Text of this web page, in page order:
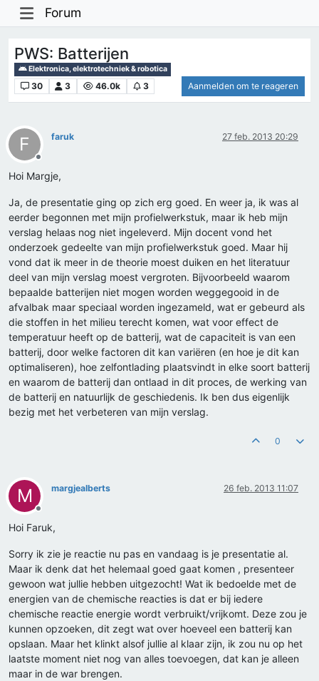
Forum
PWS: Batterijen
Elektronica, elektrotechniek & robotica
30 3 46.0k 3 Aanmelden om te reageren
F
Offline
faruk 27 feb. 2013 20:29
Hoi Margje,
Ja, de presentatie ging op zich erg goed. En weer ja, ik was al
eerder begonnen met mijn profielwerkstuk, maar ik heb mijn
verslag helaas nog niet ingeleverd. Mijn docent vond het
onderzoek gedeelte van mijn profielwerkstuk goed. Maar hij
vond dat ik meer in de theorie moest duiken en het literatuur
deel van mijn verslag moest vergroten. Bijvoorbeeld waarom
bepaalde batterijen niet mogen worden weggegooid in de
afvalbak maar speciaal worden ingezameld, wat er gebeurd als
die stoffen in het milieu terecht komen, wat voor effect de
temperatuur heeft op de batterij, wat de capaciteit is van een
batterij, door welke factoren dit kan variëren (en hoe je dit kan
optimaliseren), hoe zelfontlading plaatsvindt in elke soort batterij
en waarom de batterij dan ontlaad in dit proces, de werking van
de batterij en natuurlijk de geschiedenis. Ik ben dus eigenlijk
bezig met het verbeteren van mijn verslag.
0
M
Offline
margjealberts 26 feb. 2013 11:07
Hoi Faruk,
Sorry ik zie je reactie nu pas en vandaag is je presentatie al.
Maar ik denk dat het helemaal goed gaat komen , presenteer
gewoon wat jullie hebben uitgezocht! Wat ik bedoelde met de
energien van de chemische reacties is dat er bij iedere
chemische reactie energie wordt verbruikt/vrijkomt. Deze zou je
kunnen opzoeken, dit zegt wat over hoeveel een batterij kan
opslaan. Maar het klinkt alsof jullie al klaar zijn, ik zou nu op het
laatste moment niet nog van alles toevoegen, dat kan je alleen
maar in de war brengen.